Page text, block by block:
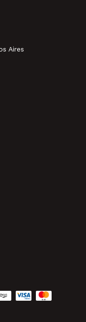
Aires